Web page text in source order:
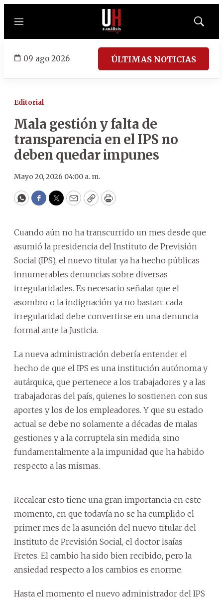
Menú
Mostrar
09 ago 2026 ÚLTIMAS NOTICIAS
Editorial
Mala gestión y falta de
transparencia en el IPS no
deben quedar impunes
Mayo 20, 2026 04:00 a. m.
WhatsApp
Facebook
Twitter
EmailCopyPrint
Cuando aún no ha transcurrido un mes desde que
asumió la presidencia del Instituto de Previsión
Social (IPS), el nuevo titular ya ha hecho públicas
innumerables denuncias sobre diversas
irregularidades. Es necesario señalar que el
asombro o la indignación ya no bastan: cada
irregularidad debe convertirse en una denuncia
formal ante la Justicia.
La nueva administración debería entender el
hecho de que el IPS es una institución autónoma y
autárquica, que pertenece a los trabajadores y a las
trabajadoras del país, quienes lo sostienen con sus
aportes y los de los empleadores. Y que su estado
actual se debe no solamente a décadas de malas
gestiones y a la corruptela sin medida, sino
fundamentalmente a la impunidad que ha habido
respecto a las mismas.
Recalcar esto tiene una gran importancia en este
momento, en que todavía no se ha cumplido el
primer mes de la asunción del nuevo titular del
Instituto de Previsión Social, el doctor Isaías
Fretes. El cambio ha sido bien recibido, pero la
ansiedad respecto a los cambios es enorme.
Hasta el momento el nuevo administrador del IPS